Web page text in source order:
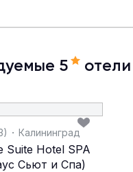
5 отели
· Калининград
Suite Hotel SPA
Сьют и Спа)